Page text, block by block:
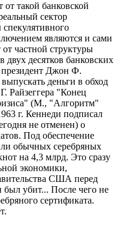
от такой банковской
сектор
являются и сами
частной структуры
десятков банковских
президент Джон Ф.
деньги в обход
Райзеггера "Конец
(М., "Алгоритм"
г. Кеннеди подписал
не отменен) о
Под обеспечение
обычных серебряных
на 4,3 млрд. Это сразу
экономики,
США перед
убит... После чего не
сертификата.